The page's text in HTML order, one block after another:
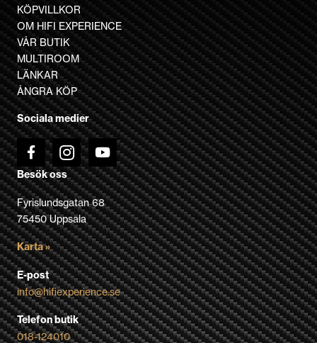
varianter.
De
olika
alternativen
kan
väljas
på
produktsidan
KÖPVILLKOR
OM HIFI EXPERIENCE
VÅR BUTIK
MULTIROOM
LÄNKAR
ÅNGRA KÖP
Sociala medier
Besök oss
Fyrislundsgatan 68
75450 Uppsala
Karta »
E-post
info@hifiexperience.se
Telefon butik
018-124010